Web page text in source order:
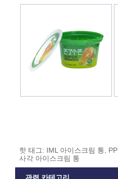
핫 태그: IML 아이스크림 통,
사각 아이스크림 통
관련 카테고리